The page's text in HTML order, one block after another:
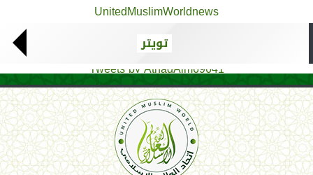
UnitedMuslimWorldnews
تويتر
Tweets by AthadAlm69641